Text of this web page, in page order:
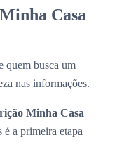
Casa
quem busca um
nas informações.
Minha Casa
é a primeira etapa